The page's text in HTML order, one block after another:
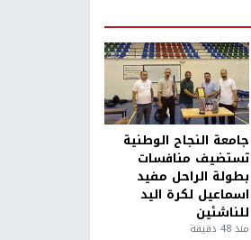
جامعة النجاح الوطنية
تستضيف منافسات
بطولة الراحل مفيد
اسماعيل لكرة اليد
للناشئين
منذ 48 دقيقة